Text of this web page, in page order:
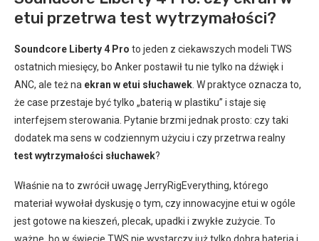
etui przetrwa test wytrzymałości?
Soundcore Liberty 4 Pro to jeden z ciekawszych modeli TWS
ostatnich miesięcy, bo Anker postawił tu nie tylko na dźwięk i
ANC, ale też na ekran w etui słuchawek . W praktyce oznacza to,
że case przestaje być tylko „baterią w plastiku” i staje się
interfejsem sterowania. Pytanie brzmi jednak prosto: czy taki
dodatek ma sens w codziennym użyciu i czy przetrwa realny
test wytrzymałości słuchawek?
Właśnie na to zwrócił uwagę JerryRigEverything, którego
materiał wywołał dyskusję o tym, czy innowacyjne etui w ogóle
jest gotowe na kieszeń, plecak, upadki i zwykłe zużycie. To